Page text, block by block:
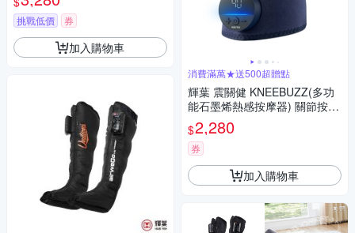
挑戰低價 券
加入購物車
消費滿萬★送500超贈點
輝葉 震關健 KNEEBUZZ(多功
能石墨烯熱感按摩器) 關節按摩
膝蓋按摩 HY-762
$2,280
券
加入購物車